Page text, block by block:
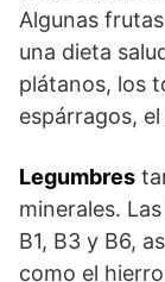
Algunas
una dieta
plátanos, los
espárragos,
Legumbres
minerales.
B1, B3 y B6,
como el